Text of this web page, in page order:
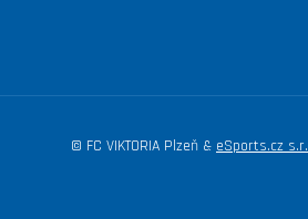
© FC VIKTORIA Plzeň & eSports.cz